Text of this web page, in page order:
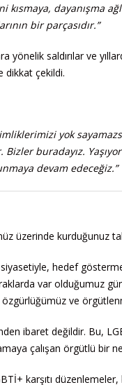
kısmaya, dayanışma
bir parçasıdır.”
yönelik saldırılar ve
dikkat çekildi.
yok
Bizler buradayız.
devam edeceğiz.”
üzerinde kurduğunuz
hedef
var olduğumuz
özgürlüğümüz ve
ibaret değildir. Bu,
çalışan örgütlü bir
karşıtı